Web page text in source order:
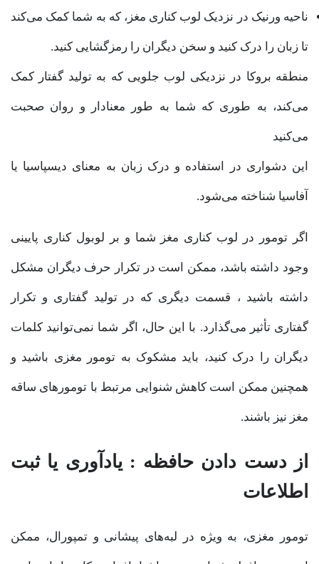
ناحیه ورنیک در نزدیک لوب کناری مغز، که به شما کمک می‌کند
تا زبان را درک کنید و سخن دیگران را رمزگشایی کنید.
منطقه بروکا در نزدیکی لوب جلویی که به تولید گفتار کمک
می‌کند، به طوری که شما به طور معنادار و روان صحبت
می‌کنید
این دشواری در استفاده و درک زبان به معنای دیسپاسیا یا
آفاسیا شناخته می‌شود.
اگر تومور در لوب کناری مغز شما و بر لوبول کناری پایینی
وجود داشته باشد، ممکن است در تکرار حرف دیگران مشکل
داشته باشید ، قسمت دیگری که در تولید گفتاری و تکرار
گفتاری تأثیر می‌گذارد. با این حال، اگر شما نمی‌توانید کلمات
دیگران را درک کنید، باید مشکوک به تومور مغزی باشید و
همچنین ممکن است کاهش شنوایی مرتبط با تومورهای ساقه
مغز نیز باشند.
از دست دادن حافظه : یادآوری یا ثبت
اطلاعات
تومور مغزی، به ویژه در لبه‌های پیشانی و تمپورال، ممکن